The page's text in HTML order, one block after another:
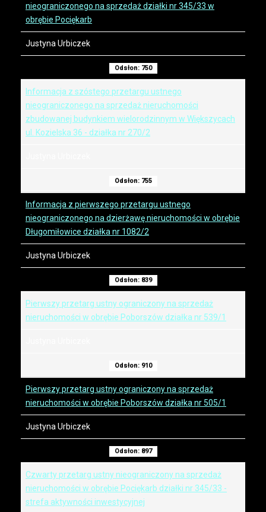
nieograniczonego na sprzedaż działki nr 345/33 w
obrębie Pociękarb
Justyna Urbiczek
Odsłon: 750
Informacja z szóstego przetargu ustnego
nieograniczonego na sprzedaż nieruchomości
zbudowanej budynkiem wielorodzinnym w Większycach
ul. Kozielska 36 - działka nr 270/2
Odsłon: 755
Informacja z pierwszego przetargu ustnego
nieograniczonego na dzierżawę nieruchomości w obrębie
Długomiłowice działka nr 1082/2
Justyna Urbiczek
Odsłon: 839
Pierwszy przetarg ustny ograniczony na sprzedaż
nieruchomości w obrębie Poborszów działka nr 539/1
Odsłon: 910
Pierwszy przetarg ustny ograniczony na sprzedaż
nieruchomości w obrębie Poborszów działka nr 505/1
Justyna Urbiczek
Odsłon: 897
Czwarty przetarg ustny nieograniczony na sprzedaż
nieruchomości w obrębie Pociękarb działki nr 345/33 -
strefa aktywności inwestycyjnej